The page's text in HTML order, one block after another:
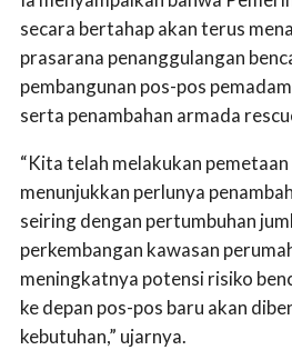
secara bertahap akan terus
prasarana penanggulangan
pembangunan pos-pos
serta penambahan armada
“Kita telah melakukan
menunjukkan perlunya
seiring dengan pertumbuhan
perkembangan kawasan
meningkatnya potensi risiko
ke depan pos-pos baru akan
kebutuhan,” ujarnya.